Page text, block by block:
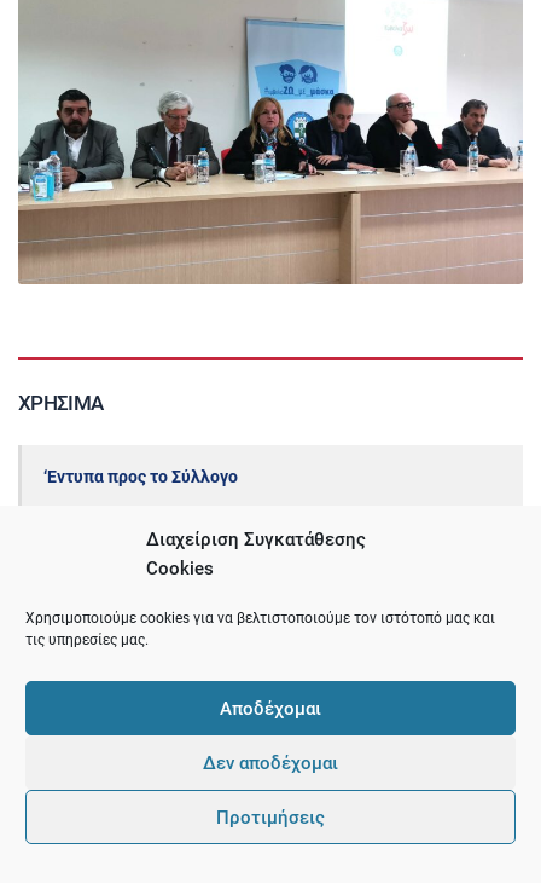
Διαχείριση Συγκατάθεσης
Cookies
Χρησιμοποιούμε cookies για να βελτιστοποιούμε τον ιστότοπό μας και
τις υπηρεσίες μας.
Αποδέχομαι
Δεν αποδέχομαι
Προτιμήσεις
ΧΡΉΣΙΜΑ
‘Εντυπα προς το Σύλλογο
Δικαιολογητικά
Αναζήτηση ιατρείων
Θέσεις Εργασίας – Προκηρύξεις